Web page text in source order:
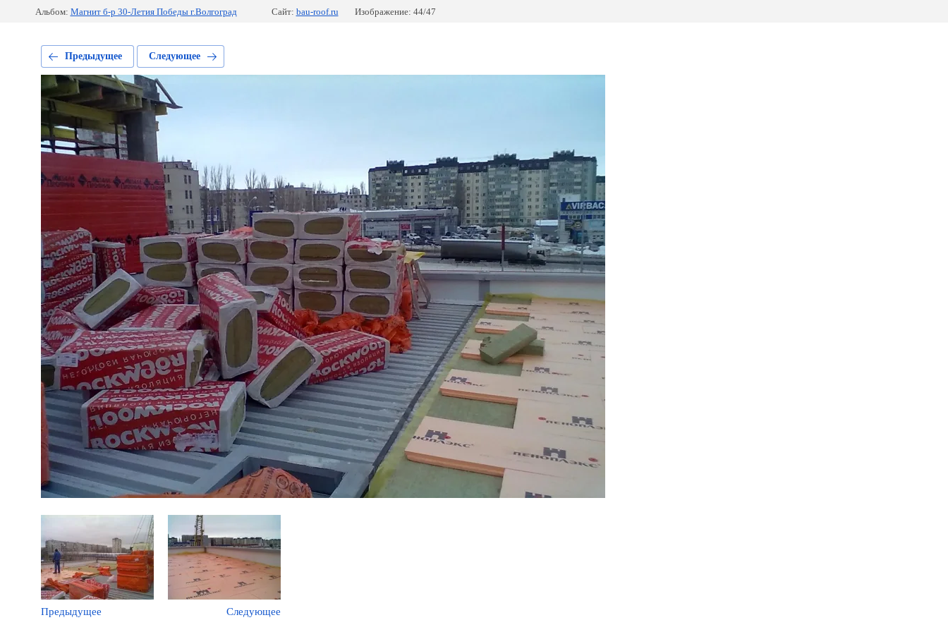
Альбом: Магнит б-р 30-Летия Победы г.Волгоград Сайт: bau-roof.ru Изображение: 44/47
Предыдущее Следующее
Предыдущее Следующее